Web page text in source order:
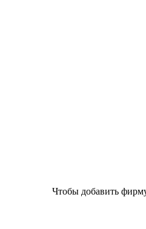
Чтобы добавить